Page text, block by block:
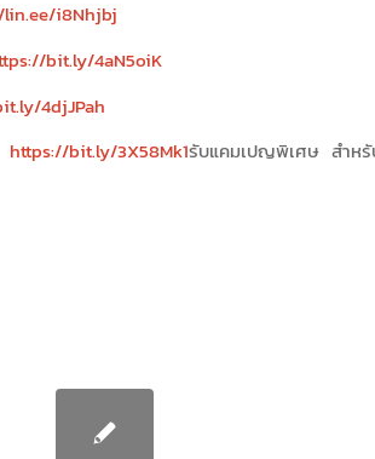
i8Nhjbj
bit.ly/4aN5oiK
4djJPah
https://bit.ly/3X58Mk1รับแคมเปญพิเศษ สำหรั